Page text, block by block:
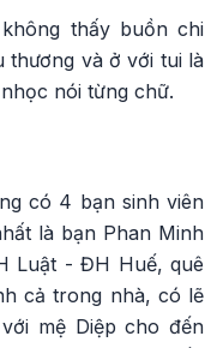
thấy buồn chi
thương và ở với tui là
nói từng chữ.
có 4 bạn sinh viên
là bạn Phan Minh
Luật - ĐH Huế, quê
cả trong nhà, có lẽ
mệ Diệp cho đến